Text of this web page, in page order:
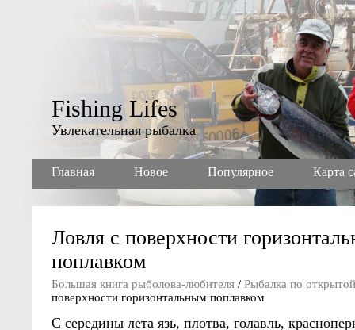
Fishing Lifes
Увлекательная рыбалка
Главная Новое Популярное Карта
Ловля с поверхности
поплавком
Большая книга рыболова-любителя / Рыбалка по
поверхности горизонтальным поплавком
С середины лета язь, плотва, голавль,